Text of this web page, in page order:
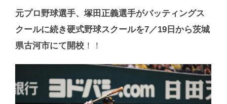
元プロ野球選手、塚田正義選手がバッティングス
クールに続き硬式野球スクールを7／19日から茨城
県古河市にて開校 ！！